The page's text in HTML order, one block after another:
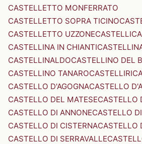
CASTELLETTO MONFERRATO
CASTELLETTO SOPRA TICINO
CASTELLETTO UZZONECASTELLI
CASTELLINA IN CHIANTI
CASTELLINALDOCASTELLINO DEL
CASTELLINO TANAROCASTELLIRI
CASTELLO D'AGOGNACASTELLO
CASTELLO DEL MATESECASTELLO
CASTELLO DI ANNONECASTELLO
CASTELLO DI CISTERNACASTELLO
CASTELLO DI SERRAVALLE